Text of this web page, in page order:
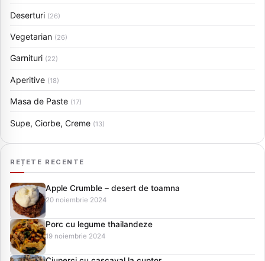
Deserturi (26)
Vegetarian (26)
Garnituri (22)
Aperitive (18)
Masa de Paste (17)
Supe, Ciorbe, Creme (13)
REȚETE RECENTE
Apple Crumble – desert de toamna
20 noiembrie 2024
Porc cu legume thailandeze
19 noiembrie 2024